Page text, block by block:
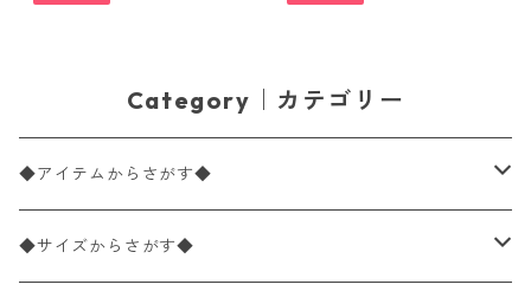
Category｜カテゴリー
◆アイテムからさがす◆
ペーパーナプキン2枚バラ売り
◆サイズからさがす◆